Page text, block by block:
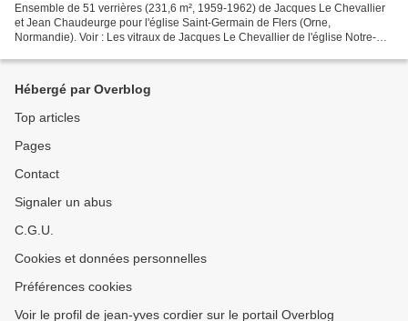
Ensemble de 51 verrières (231,6 m², 1959-1962) de Jacques Le Chevallier
et Jean Chaudeurge pour l'église Saint-Germain de Flers (Orne,
Normandie). Voir : Les vitraux de Jacques Le Chevallier de l'église Notre-
Hébergé par Overblog
Top articles
Pages
Contact
Signaler un abus
C.G.U.
Cookies et données personnelles
Préférences cookies
Voir le profil de jean-yves cordier sur le portail Overblog